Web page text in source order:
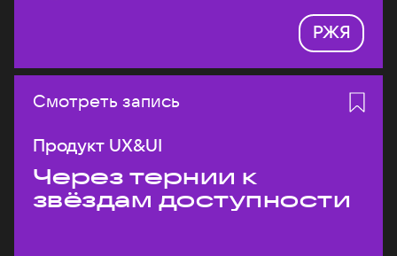
РЖЯ
Смотреть запись
Продукт UX&UI
Через тернии к
звёздам доступности